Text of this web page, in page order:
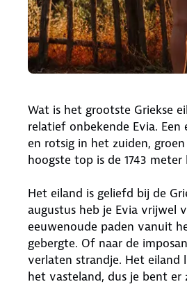
Wat is het grootste Griekse
relatief onbekende Evia.
en rotsig in het zuiden,
hoogste top is de 1743 meter
Het eiland is geliefd bij de
augustus heb je Evia vrijwel
eeuwenoude paden vanuit
gebergte. Of naar de
verlaten strandje. Het
het vasteland, dus je bent er